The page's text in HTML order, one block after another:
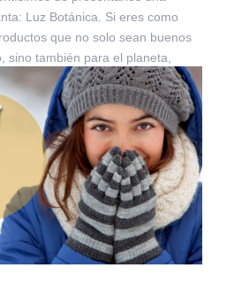
Luz Botánica. Si eres como
que no solo sean buenos
sino también para el planeta,